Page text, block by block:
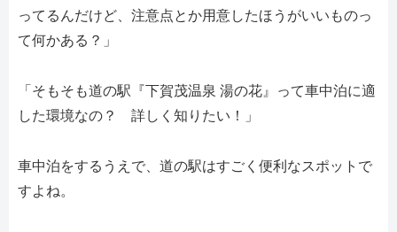
ってるんだけど、注意点とか用意したほうがいいものっ
て何かある？」
「そもそも道の駅『下賀茂温泉 湯の花』って車中泊に適
した環境なの？ 詳しく知りたい！」
車中泊をするうえで、道の駅はすごく便利なスポットで
すよね。